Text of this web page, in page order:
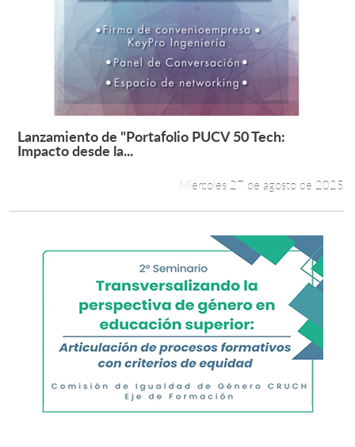
Leer más +
Lanzamiento de "Portafolio PUCV 50 Tech:
Impacto desde la...
Miércoles 27 de agosto de 2025